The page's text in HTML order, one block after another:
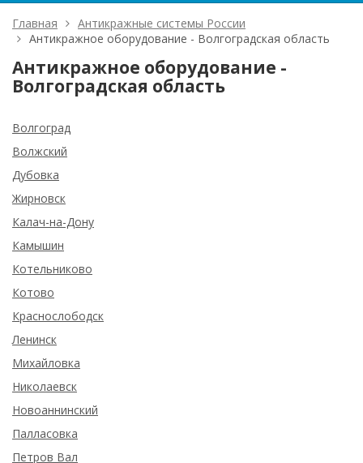
Главная
Антикражные системы России
Антикражное оборудование - Волгоградская область
Антикражное оборудование -
Волгоградская область
Волгоград
Волжский
Дубовка
Жирновск
Калач-на-Дону
Камышин
Котельниково
Котово
Краснослободск
Ленинск
Михайловка
Николаевск
Новоаннинский
Палласовка
Петров Вал